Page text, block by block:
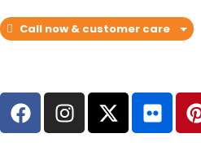
Call now & customer care